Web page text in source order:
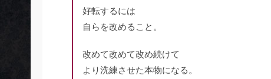
好転するには
自らを改めること。
改めて改めて改め続けて
より洗練させた本物になる。